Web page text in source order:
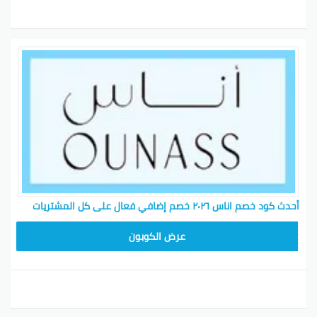
الأحزمة والنظارات الشمسية.
مغامرة الشراء المريحة مع أناس
تأكد من اختيار الحقائب التي ستضفي لمسة أناقة لطلتك،
من حقائبهم المتعددة إلى الأحذية ذات التصميمات الحديثة.
كل ذلك متوفر بسهولة في هذا المكان، مع فرصة
للاستفادة من كوبونات أناس.
ساعتين. ولا تنس استخدام كود خصم خاص بكل عملية شراء
أحدث كود خصم اناس ٢٠٢٦ خصم إضافي فعال على كل المشتريات
عرض الكوبون